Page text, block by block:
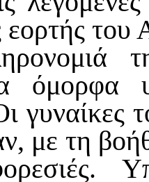
του
όμορφα
γυναίκες
με τη